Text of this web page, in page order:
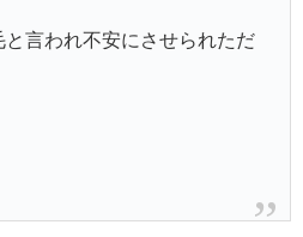
言われ不安にさせられただ